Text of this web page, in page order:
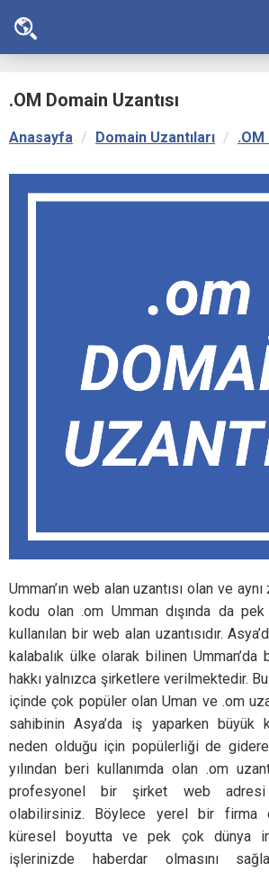
.OM Domain Uzantısı
Anasayfa Domain Uzantıları .OM
Umman’ın web alan uzantısı olan ve
kodu olan .om Umman dışında da
kullanılan bir web alan uzantısıdır.
kalabalık ülke olarak bilinen Umman’da
hakkı yalnızca şirketlere verilmektedir.
içinde çok popüler olan Uman ve .om
sahibinin Asya’da iş yaparken büyük
neden olduğu için popülerliği de
yılından beri kullanımda olan .om
profesyonel bir şirket web adresi
olabilirsiniz. Böylece yerel bir firma
küresel boyutta ve pek çok dünya
işlerinizde haberdar olmasını